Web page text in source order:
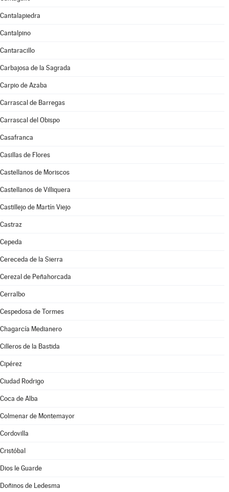
Cantalapiedra
Cantalpino
Cantaracillo
Carbajosa de la Sagrada
Carpio de Azaba
Carrascal de Barregas
Carrascal del Obispo
Casafranca
Casillas de Flores
Castellanos de Moriscos
Castellanos de Villiquera
Castillejo de Martín Viejo
Castraz
Cepeda
Cereceda de la Sierra
Cerezal de Peñahorcada
Cerralbo
Cespedosa de Tormes
Chagarcía Medianero
Cilleros de la Bastida
Cipérez
Ciudad Rodrigo
Coca de Alba
Colmenar de Montemayor
Cordovilla
Cristóbal
Dios le Guarde
Doñinos de Ledesma